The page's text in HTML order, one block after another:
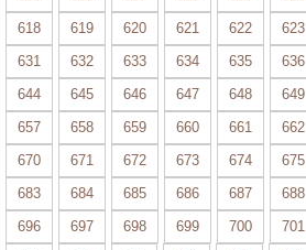
618 619 620 621 622 623
631 632 633 634 635 636
644 645 646 647 648 649
657 658 659 660 661 662
670 671 672 673 674 675
683 684 685 686 687 688
696 697 698 699 700 701